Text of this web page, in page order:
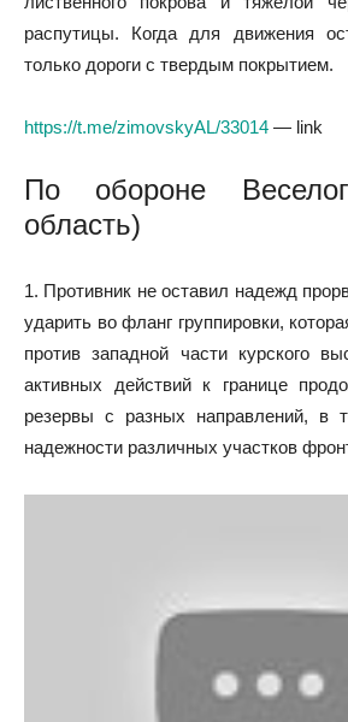
распутицы. Когда для движения
только дороги с твердым покрытием.
https://t.me/zimovskyAL/33014 — link
По обороне
область)
1. Противник не оставил надежд
ударить во фланг группировки,
против западной части курского
активных действий к границе
резервы с разных направлений, в
надежности различных участков